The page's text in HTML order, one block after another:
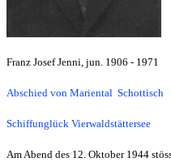
Franz Josef Jenni, jun. 1906 - 1971
Abschied von Mariental Schottisch
Schiffunglück Vierwaldstättersee
Am Abend des 12. Oktober 1944